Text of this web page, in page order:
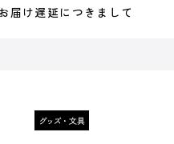
け遅延につきまして